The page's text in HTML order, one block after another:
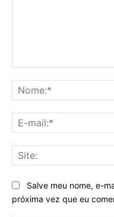
Salve meu nome, e-
próxima vez que eu